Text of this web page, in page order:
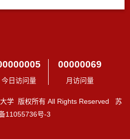
今日访问量
00000069
月访问量
学 版权所有 All Rights Reserved 苏
11055736号-3